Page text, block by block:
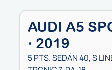
AUDI A5
· 2019
5 PTS. SEDÁN 40, S